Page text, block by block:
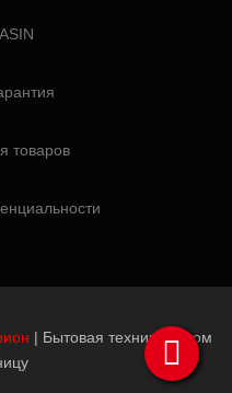
товаров
| Бытовая техника оптом